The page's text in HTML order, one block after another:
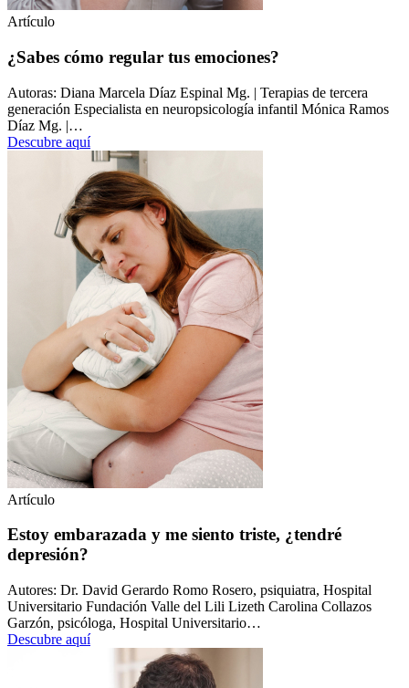
Artículo
¿Sabes cómo regular tus emociones?
Autoras: Diana Marcela Díaz Espinal Mg. | Terapias de tercera
generación Especialista en neuropsicología infantil Mónica Ramos
Díaz Mg. |…
Descubre aquí
Artículo
Estoy embarazada y me siento triste, ¿tendré
depresión?
Autores: Dr. David Gerardo Romo Rosero, psiquiatra, Hospital
Universitario Fundación Valle del Lili Lizeth Carolina Collazos
Garzón, psicóloga, Hospital Universitario…
Descubre aquí